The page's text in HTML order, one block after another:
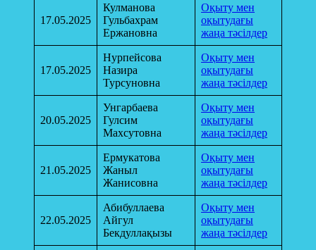
17.05.2025
Кулманова
Гульбахрам
Ержановна
Оқыту мен
оқытудағы
жаңа тәсілдер
17.05.2025
Нурпейсова
Назира
Турсуновна
Оқыту мен
оқытудағы
жаңа тәсілдер
20.05.2025
Унгарбаева
Гулсим
Махсутовна
Оқыту мен
оқытудағы
жаңа тәсілдер
21.05.2025
Ермукатова
Жаныл
Жанисовна
Оқыту мен
оқытудағы
жаңа тәсілдер
22.05.2025
Абибуллаева
Айгул
Бекдуллақызы
Оқыту мен
оқытудағы
жаңа тәсілдер